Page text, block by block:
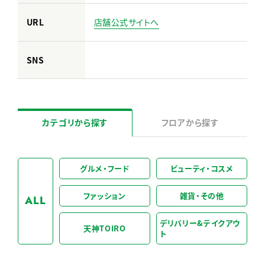
URL 店舗公式サイトへ
SNS
カテゴリから探す フロアから探す
ALL
グルメ・フード ビューティ・コスメ
ファッション 雑貨・その他
天神TOIRO
デリバリー&テイクアウ
ト